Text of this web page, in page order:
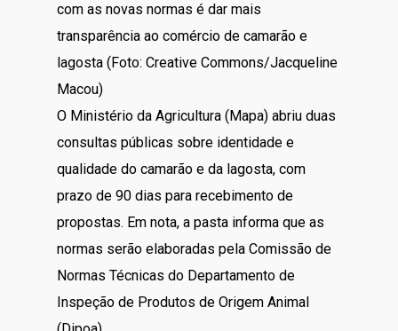
com as novas normas é dar mais
transparência ao comércio de camarão e
lagosta (Foto: Creative Commons/Jacqueline
Macou)
O Ministério da Agricultura (Mapa) abriu duas
consultas públicas sobre identidade e
qualidade do camarão e da lagosta, com
prazo de 90 dias para recebimento de
propostas. Em nota, a pasta informa que as
normas serão elaboradas pela Comissão de
Normas Técnicas do Departamento de
Inspeção de Produtos de Origem Animal